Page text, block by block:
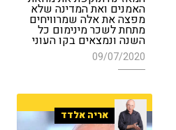
האמנים ואת המדינה שלא
מפצה את אלה שמרוויחים
מתחת לשכר מינימום כל
השנה ונמצאים בקו העוני
09/07/2020
אריה אלדד